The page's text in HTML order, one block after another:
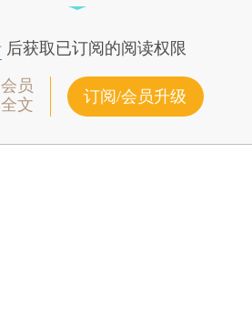
后获取已订阅的阅读权限
员
文
订阅/会员升级